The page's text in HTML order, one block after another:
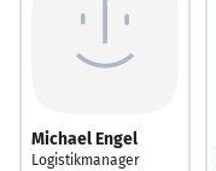
Michael Engel
Logistikmanager